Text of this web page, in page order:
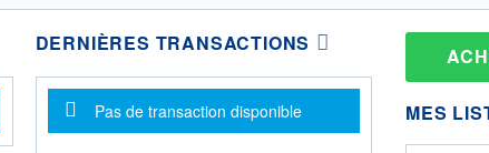
DERNIÈRES TRANSACTIONS
Message d'information
Pas de transaction disponible MES